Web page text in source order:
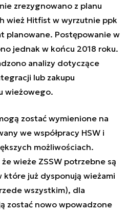
zrezygnowano z planu
wież Hitfist w wyrzutnie ppk
planowane. Postępowanie w
jednak w końcu 2018 roku.
analizy dotyczące
lub zakupu
wieżowego.
zostać wymienione na
we współpracy HSW i
możliwościach.
wieże ZSSW potrzebne są
które już dysponują wieżami
wszystkim), dla
zostać nowo wpowadzone